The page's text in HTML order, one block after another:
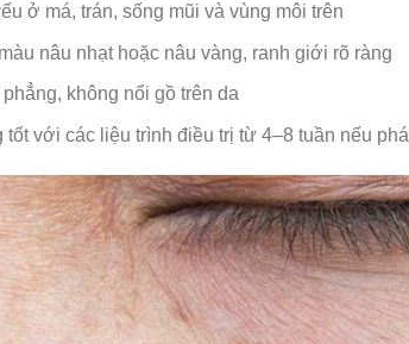
ở má, trán, sống mũi và vùng môi trên
nâu nhạt hoặc nâu vàng, ranh giới rõ ràng
không nổi gồ trên da
với các liệu trình điều trị từ 4–8 tuần nếu